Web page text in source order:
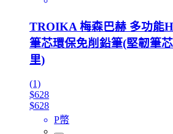
TROIKA 梅森巴赫 多功能
筆芯環保免削鉛筆(堅韌筆
里)
(1)
$628
$628
P幣